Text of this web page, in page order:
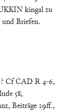
kingal zu
Briefen.
Cf CAD R 4-6,
58,
Beiträge 29ff.,